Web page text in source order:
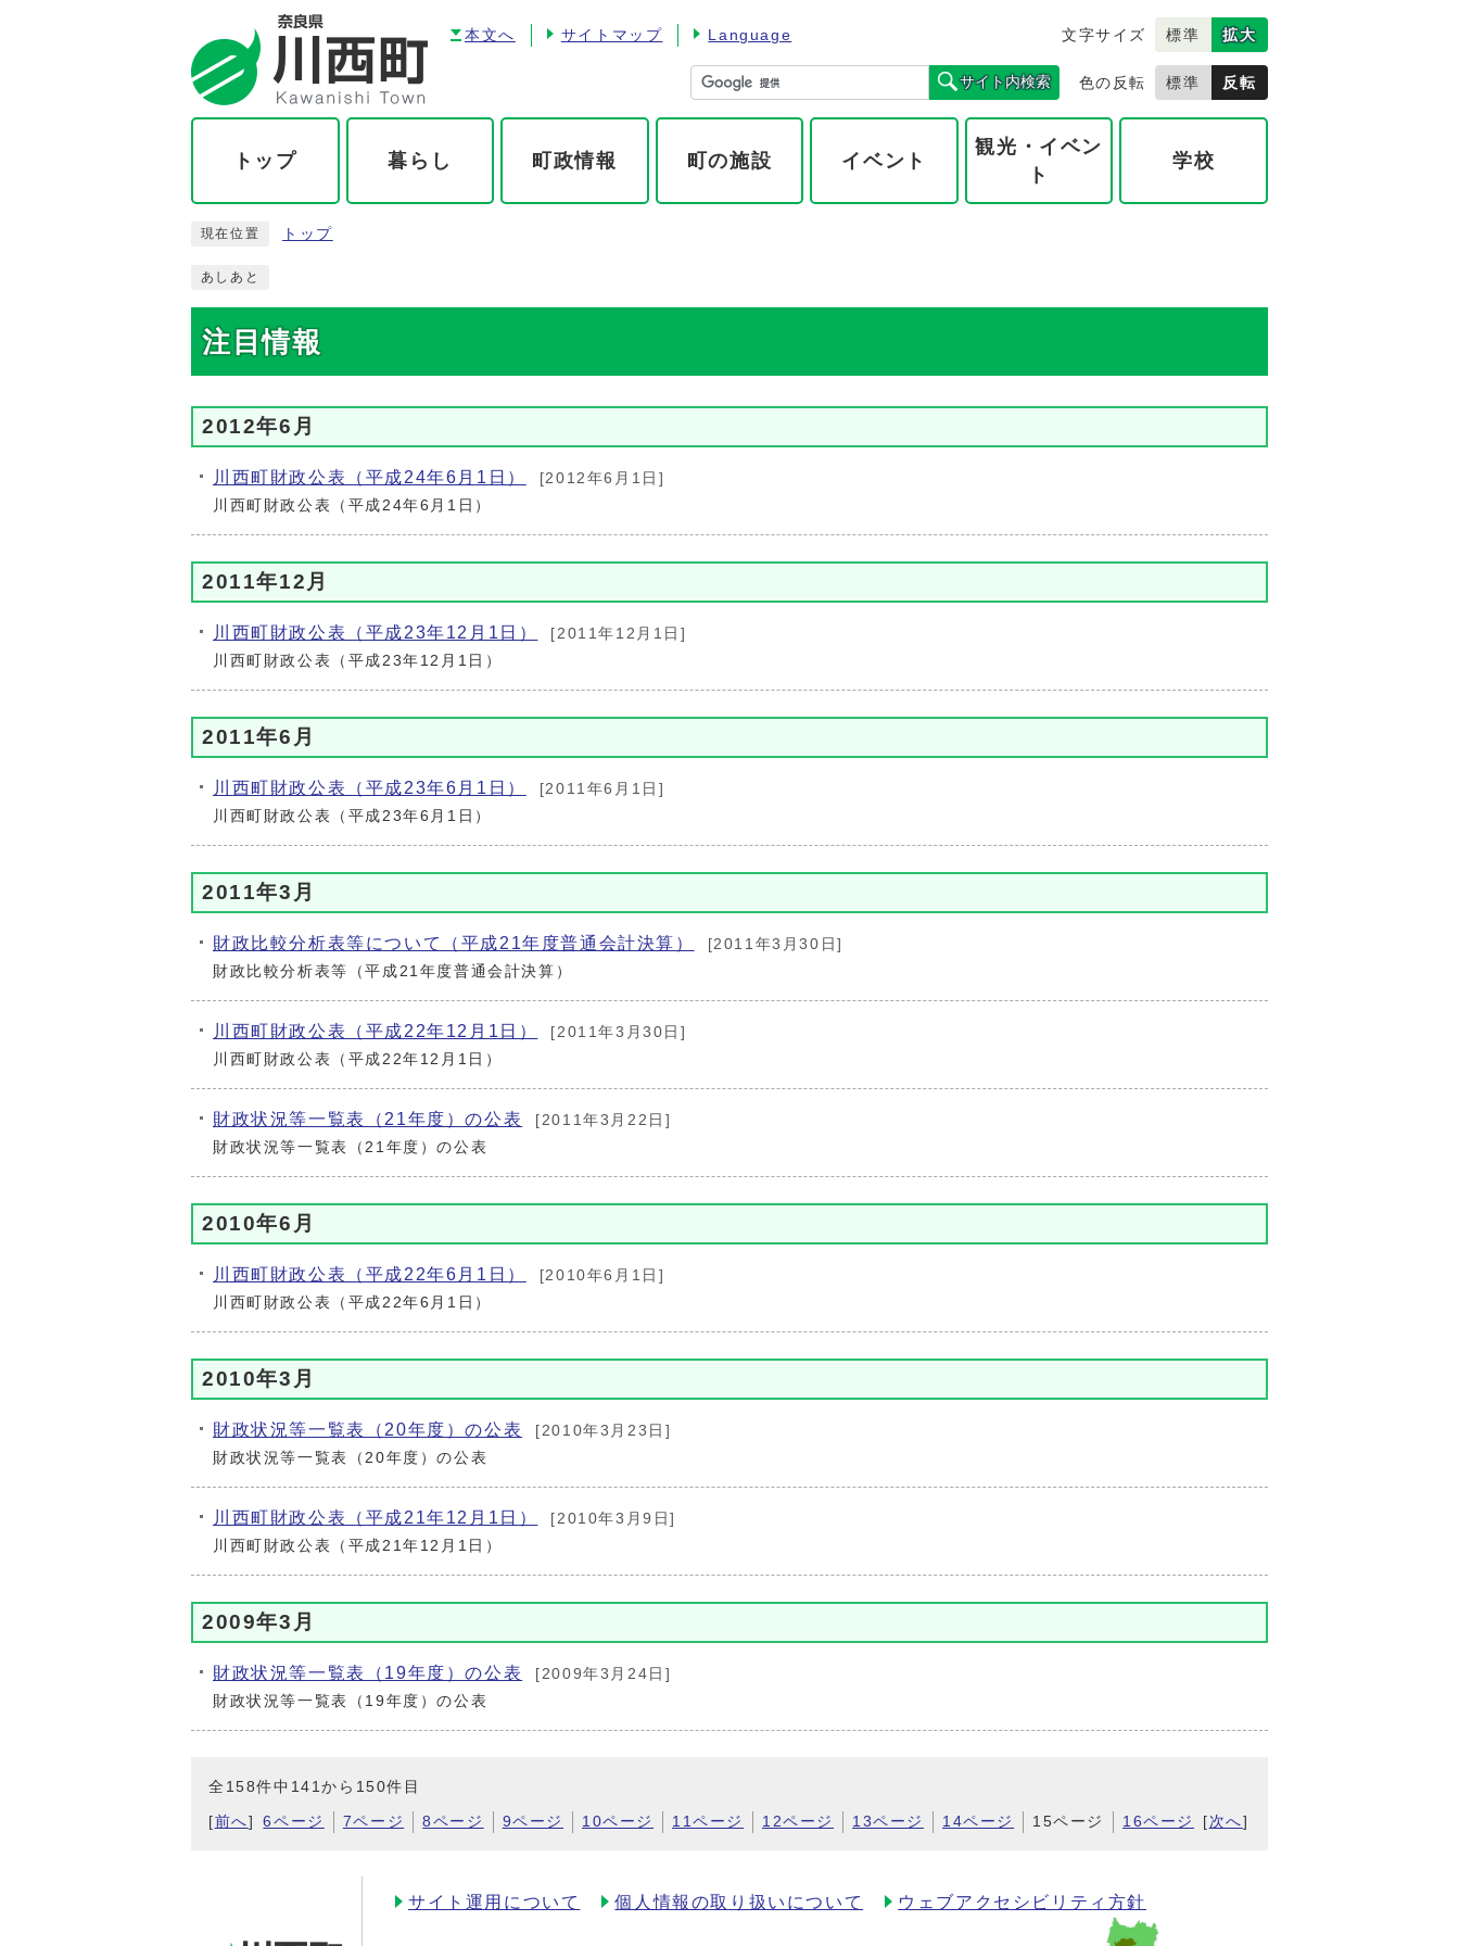
本文へ サイトマップ Language 文字サイズ 標準 拡大
サイト内検索 色の反転 標準 反転
トップ 暮らし 町政情報 町の施設 イベント
観光・イベン
ト
学校
現在位置 トップ
あしあと
注目情報
2012年6月
川西町財政公表（平成24年6月1日）
[2012年6月1日]
川西町財政公表（平成24年6月1日）
2011年12月
川西町財政公表（平成23年12月1日）
[2011年12月1日]
川西町財政公表（平成23年12月1日）
2011年6月
川西町財政公表（平成23年6月1日）
[2011年6月1日]
川西町財政公表（平成23年6月1日）
2011年3月
財政比較分析表等について（平成21年度普通会計決算）
[2011年3月30日]
財政比較分析表等（平成21年度普通会計決算）
川西町財政公表（平成22年12月1日）
[2011年3月30日]
川西町財政公表（平成22年12月1日）
財政状況等一覧表（21年度）の公表
[2011年3月22日]
財政状況等一覧表（21年度）の公表
2010年6月
川西町財政公表（平成22年6月1日）
[2010年6月1日]
川西町財政公表（平成22年6月1日）
2010年3月
財政状況等一覧表（20年度）の公表
[2010年3月23日]
財政状況等一覧表（20年度）の公表
川西町財政公表（平成21年12月1日）
[2010年3月9日]
川西町財政公表（平成21年12月1日）
2009年3月
財政状況等一覧表（19年度）の公表
[2009年3月24日]
財政状況等一覧表（19年度）の公表
全158件中141から150件目
[前へ] 6ページ 7ページ 8ページ 9ページ 10ページ 11ページ 12ページ 13ページ 14ページ 15ページ 16ページ [ 次へ]
サイト運用について 個人情報の取り扱いについて ウェブアクセシビリティ方針